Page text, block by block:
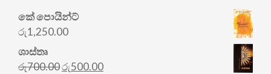
කේ පොයින්ට්
රු1,250.00
ශාස්තෘ
රු700.00Original
රු500.00Current